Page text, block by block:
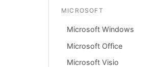
MICROSOFT
Microsoft Windows
Microsoft Office
Microsoft Visio